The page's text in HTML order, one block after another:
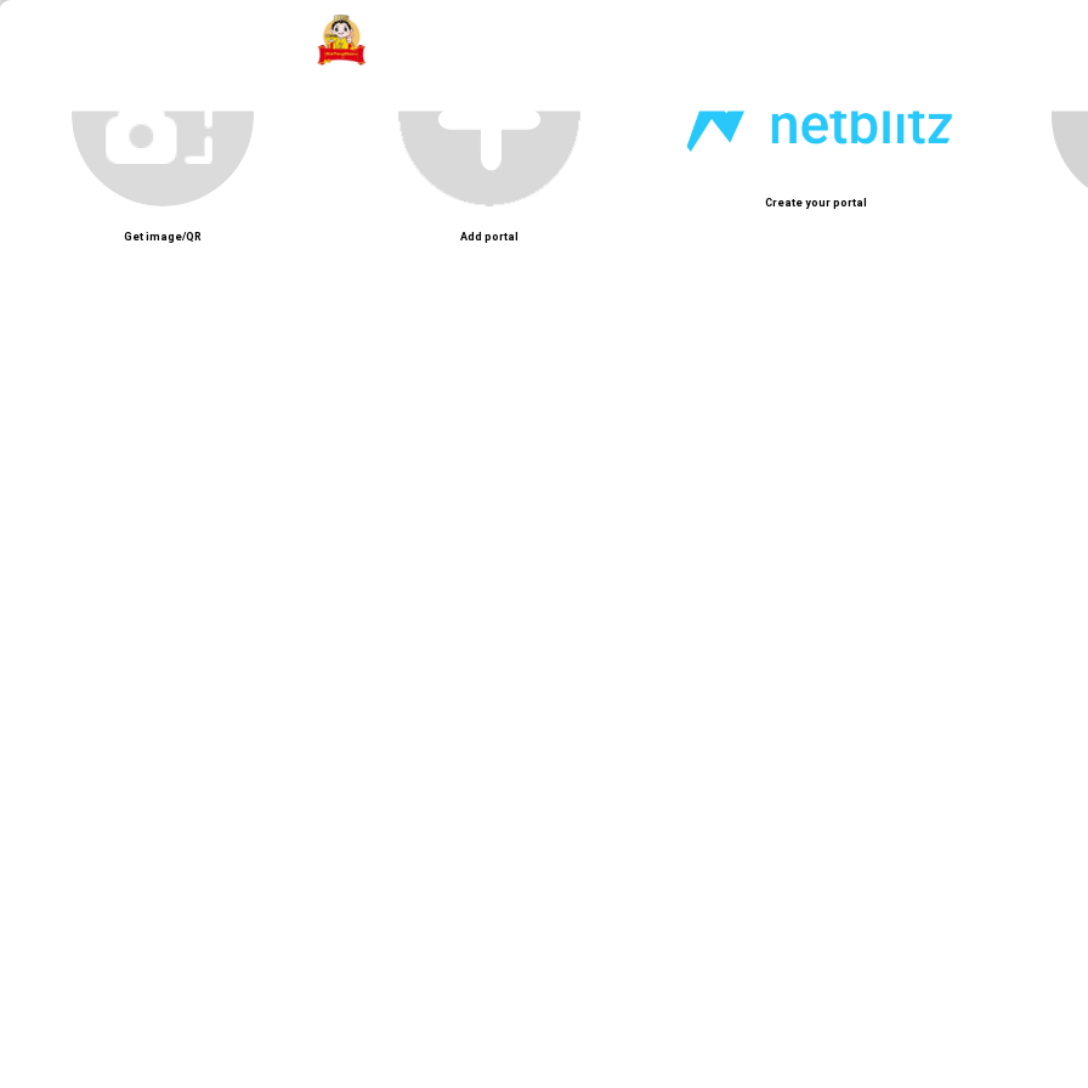
Unmute
Chè Tang Chao – Quán chè người Hoa nổi tiếng với món chè truyền thống và hương vị lâu năm tại Sài Gòn.
Get image/QR Add portal
Create your portal